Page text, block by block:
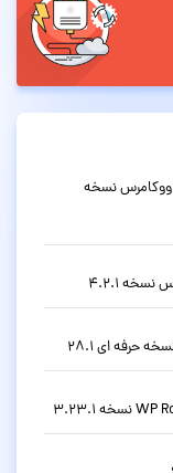
قالب فروشگاهی چندمنظوره وودمارت WoodMart ووکامرس نسخه